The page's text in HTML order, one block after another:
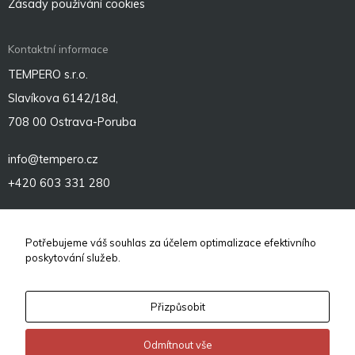
Zásady používání cookies
Kontaktní informace
TEMPERO s.r.o.
Slavíkova 6142/18d,
708 00 Ostrava-Poruba
info@tempero.cz
+420 603 331 280
Sociální sítě
Potřebujeme váš souhlas za účelem optimalizace efektivního
poskytování služeb.
Přizpůsobit
Odmítnout vše